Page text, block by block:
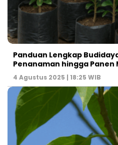
Panduan Lengkap
Penanaman hingga Panen
4 Agustus 2025 | 18:25 WIB